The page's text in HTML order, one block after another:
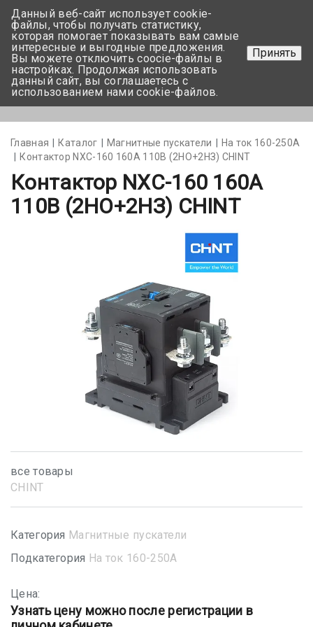
+375 17-350-99-56
+375 44-752-82-08
Задать вопрос
Главная Каталог Магнитные пускатели
На ток 160-250А
Контактор NXC-160 160A 110В (2НО+2НЗ) CHINT
Контактор NXC-160 160A
110В (2НО+2НЗ) CHINT
все товары
CHINT
Категория Магнитные пускатели
Подкатегория На ток 160-250А
Цена:
Узнать цену можно после регистрации в
Данный веб-сайт использует cookie-
файлы, чтобы получать статистику,
которая помогает показывать вам самые
интересные и выгодные предложения.
Вы можете отключить coocie-файлы в
настройках. Продолжая использовать
данный сайт, вы соглашаетесь с
использованием нами cookie-файлов.
Принять